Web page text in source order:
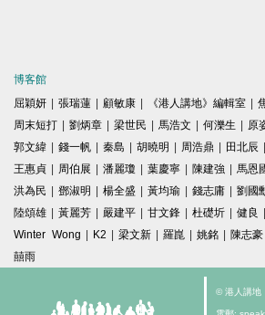
博客館
屈穎妍 | 張瑞蓮 | 顧敏康 | 《港人講地》編輯室 |
周末短打 | 劉炳章 | 梁世民 | 馬浩文 | 何濼生 | 原
郭文緯 | 錢一帆 | 秦島 | 胡曉明 | 周浩鼎 | 田北辰 |
王惠貞 | 周伯展 | 潘麗瓊 | 葉慶寧 | 陳建強 | 馬恩
洪為民 | 鄧淑明 | 楊全盛 | 黃均瑜 | 錢志庸 | 劉國
陸頌雄 | 黃麗芳 | 嚴建平 | 甘文鋒 | 杜礎圻 | 健良 |
Winter Wong | K2 | 梁文新 | 羅崑 | 姚銘 | 陳志豪
囍雨
© 港人講地